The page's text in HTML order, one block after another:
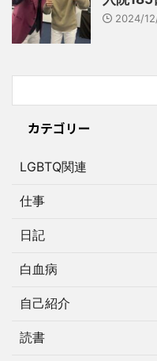
2024/
カテゴリー
LGBTQ関連
仕事
日記
白血病
自己紹介
読書